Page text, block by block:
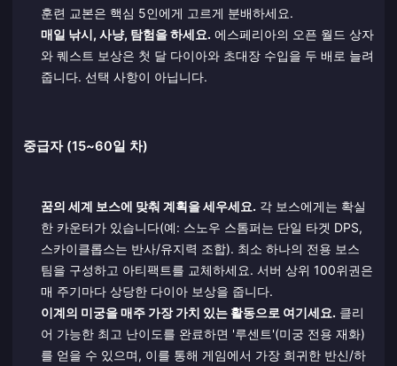
훈련 교본은 핵심 5인에게 고르게 분배하세요.
매일 낚시, 사냥, 탐험을 하세요. 에스페리아의 오픈 월드 상자
와 퀘스트 보상은 첫 달 다이아와 초대장 수입을 두 배로 늘려
줍니다. 선택 사항이 아닙니다.
중급자 (15~60일 차)
꿈의 세계 보스에 맞춰 계획을 세우세요. 각 보스에게는 확실
한 카운터가 있습니다(예: 스노우 스톰퍼는 단일 타겟 DPS,
스카이클롭스는 반사/유지력 조합). 최소 하나의 전용 보스
팀을 구성하고 아티팩트를 교체하세요. 서버 상위 100위권은
매 주기마다 상당한 다이아 보상을 줍니다.
이계의 미궁을 매주 가장 가치 있는 활동으로 여기세요. 클리
어 가능한 최고 난이도를 완료하면 '루센트'(미궁 전용 재화)
를 얻을 수 있으며, 이를 통해 게임에서 가장 희귀한 반신/하